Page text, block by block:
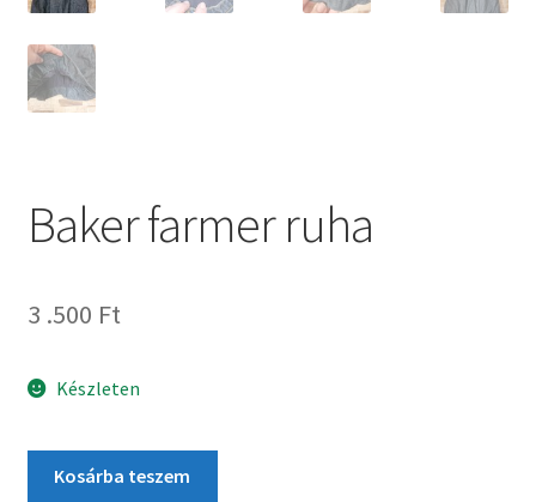
Baker farmer ruha
3 .500 Ft
Készleten
Kosárba teszem